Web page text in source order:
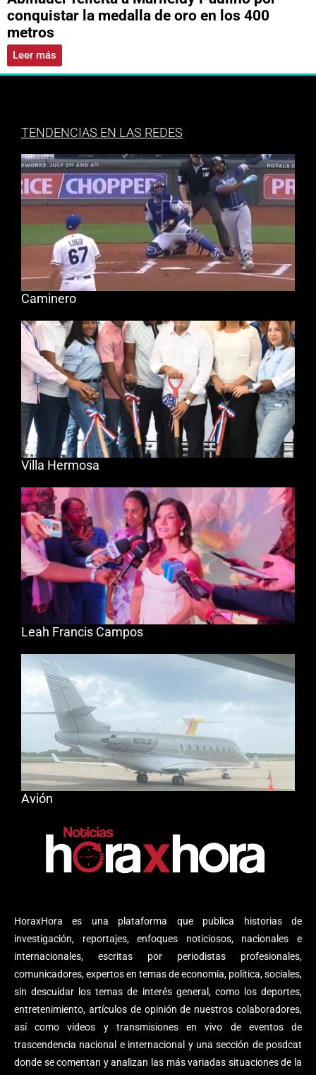
conquistar la medalla de oro en los 400
metros
Leer más
HoraxHora es una plataforma que publica historias de
investigación, reportajes, enfoques noticiosos, nacionales e
internacionales, escritas por periodistas profesionales,
comunicadores, expertos en temas de economía, política, sociales,
sin descuidar los temas de interés general, como los deportes,
entretenimiento, artículos de opinión de nuestros colaboradores,
así como videos y transmisiones en vivo de eventos de
trascendencia nacional e internacional y una sección de posdcat
donde se comentan y analizan las más variadas situaciones de la
TENDENCIAS EN LAS REDES
Caminero
Villa Hermosa
Leah Francis Campos
Avión